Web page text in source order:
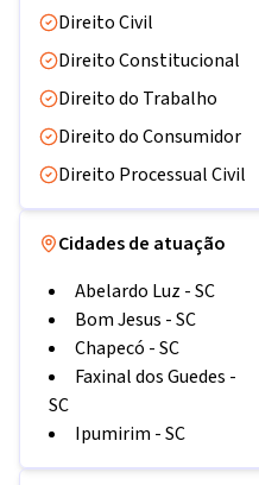
Direito Civil
Direito Constitucional
Direito do Trabalho
Direito do Consumidor
Direito Processual Civil
Cidades de atuação
Abelardo Luz -SC
Bom Jesus -SC
Chapecó -SC
Faxinal dos Guedes -
SC
Ipumirim -SC